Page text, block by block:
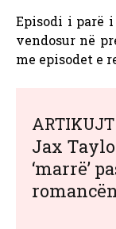
Episodi i parë i
vendosur në
me episodet e
Jax
‘marrë’